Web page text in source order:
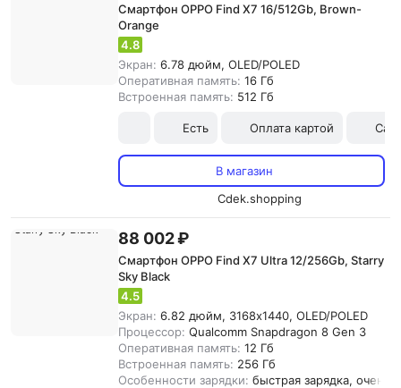
Смартфон OPPO Find X7 16/512Gb, Brown-
Orange
4.8
Экран: 6.78 дюйм, OLED/POLED
Оперативная память: 16 Гб
Встроенная память: 512 Гб
Есть Оплата картой
В магазин
Cdek.shopping
88 002 ₽
Смартфон OPPO Find X7 Ultra 12/256Gb, Starry
Sky Black
4.5
Экран: 6.82 дюйм, 3168x1440, OLED/POLED
Процессор: Qualcomm Snapdragon 8 Gen 3
Оперативная память: 12 Гб
Встроенная память: 256 Гб
Особенности зарядки: быстрая зарядка, очень